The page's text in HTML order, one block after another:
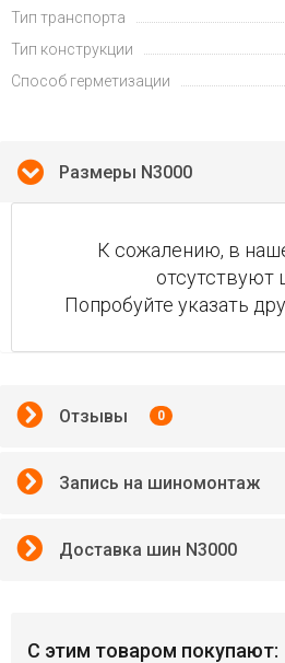
Тип транспорта
Тип конструкции
Способ герметизации
Размеры N3000
К сожалению, в
отсутствуют
Попробуйте указать
Отзывы 0
Запись на шиномонтаж
Доставка шин N3000
С этим товаром покупают: